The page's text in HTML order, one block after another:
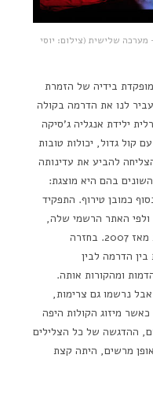
שלישית (צילום: יוסי
בידיה של הזמרת
לנו את הדרמה בקולה
ילידת אנגליה ג'סיקה
קול גדול, יכולות טובות
להביע את עדינותה
בהם היא מוצגת:
כמובן טירוף. התפקיד
האתר הרשמי שלה,
היא כבר הופיעה בו ביותר מ-12 הפקות מאז 2007. בחזרה
בין הדרמה לבין
ומהקורות אותה.
נרשמו גם צרימות,
מיזוג הקולות היפה
ההדגשה של כל הצלילים
מרשים, היתה קצת